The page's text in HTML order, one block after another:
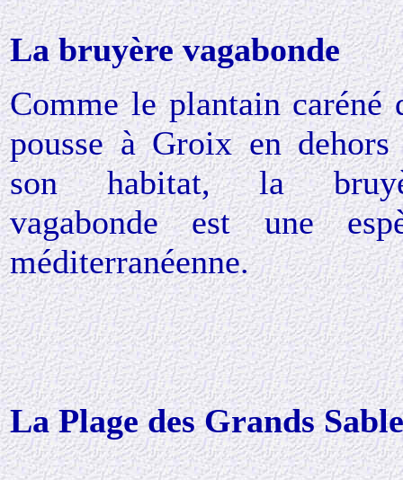
La bruyère vagabonde
Comme le plantain caréné
pousse à Groix en dehors
son habitat, la
vagabonde est une
méditerranéenne.
La Plage des Grands